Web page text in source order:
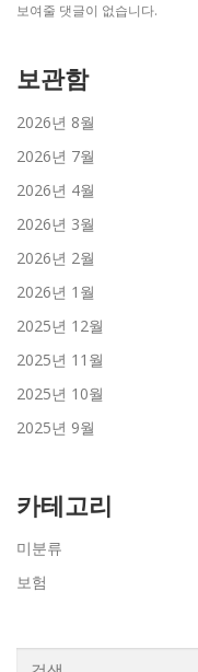
보여줄 댓글이 없습니다.
보관함
2026년 8월
2026년 7월
2026년 4월
2026년 3월
2026년 2월
2026년 1월
2025년 12월
2025년 11월
2025년 10월
2025년 9월
카테고리
미분류
보험